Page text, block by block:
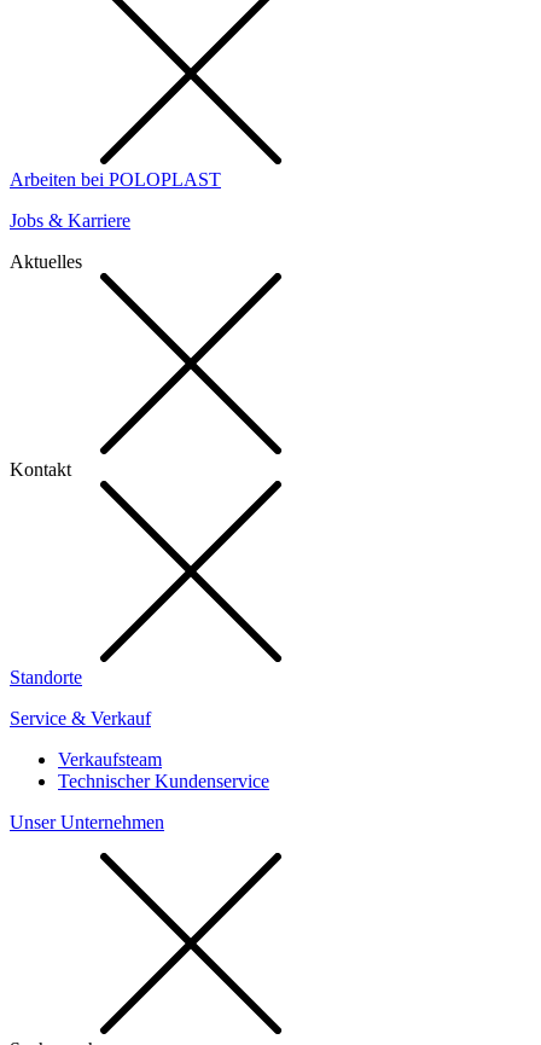
Arbeiten bei POLOPLAST
Jobs & Karriere
Aktuelles
Kontakt
Standorte
Service & Verkauf
Verkaufsteam
Technischer Kundenservice
Unser Unternehmen